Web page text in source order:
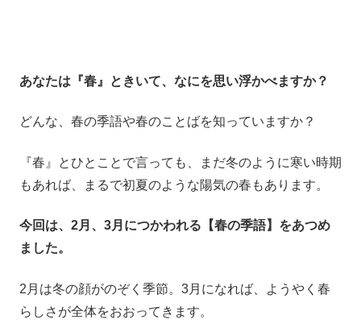
あなたは『春』ときいて、なにを思い浮かべますか？
どんな、春の季語や春のことばを知っていますか？
『春』とひとことで言っても、まだ冬のように寒い時期
もあれば、まるで初夏のような陽気の春もあります。
今回は、2月、3月につかわれる【春の季語】をあつめ
ました。
2月は冬の顔がのぞく季節。3月になれば、ようやく春
らしさが全体をおおってきます。